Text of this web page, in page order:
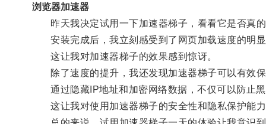
浏览器加速器
昨天我决定试用一下加速器梯子，看看它是否真的
安装完成后，我立刻感受到了网页加载速度的明显
这让我对加速器梯子的效果感到惊讶。
除了速度的提升，我还发现加速器梯子可以有效保
通过隐藏IP地址和加密网络数据，不仅可以防止黑
这让我对使用加速器梯子的安全性和隐私保护能